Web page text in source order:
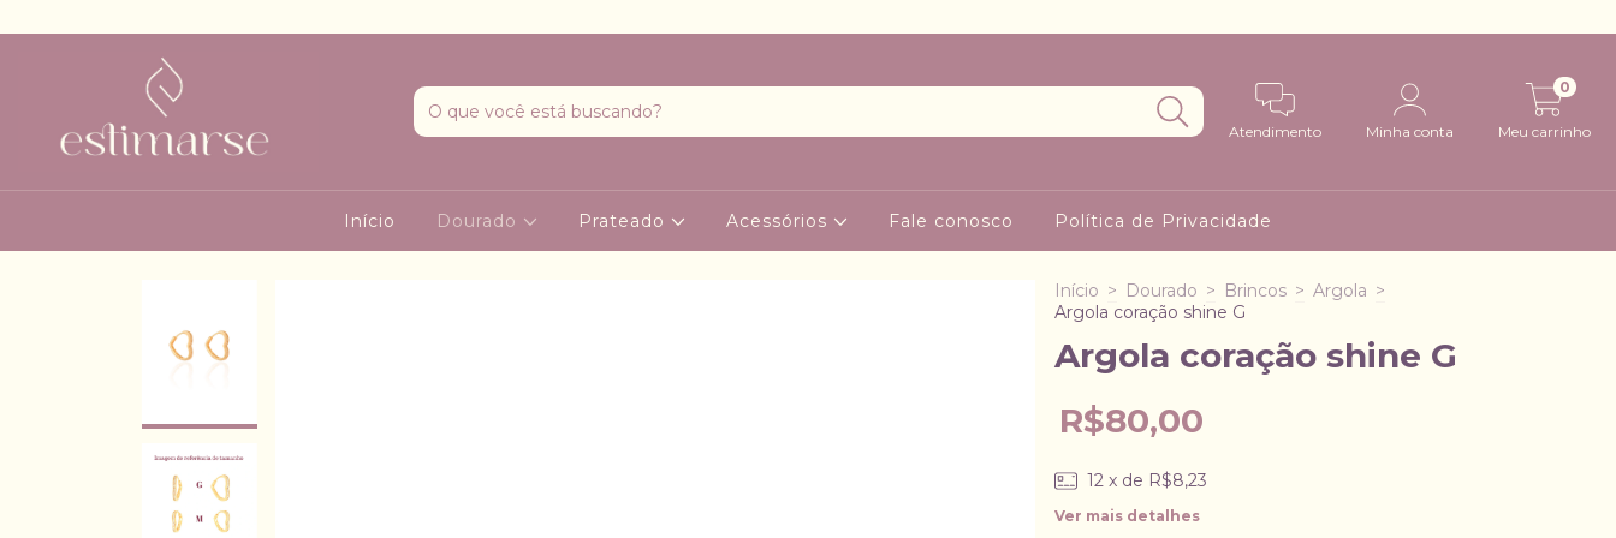
Atendimento Minha conta Meu carrinho
0
Início Dourado Prateado Acessórios Fale conosco Política de Privacidade
Início > Dourado > Brincos > Argola >
Argola coração shine G
Argola coração shine G
R$80,00
12 x de R$8,23
Ver mais detalhes